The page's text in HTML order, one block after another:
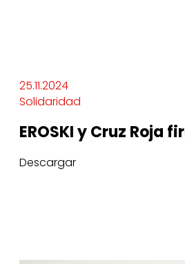
25.11.2024
Solidaridad
EROSKI y Cruz
Descargar